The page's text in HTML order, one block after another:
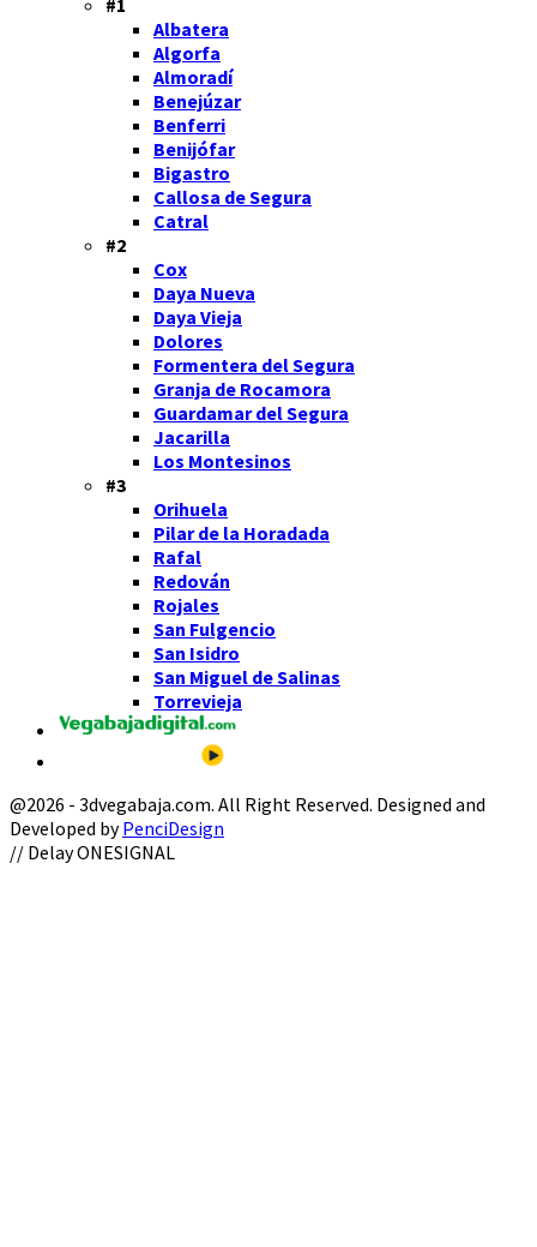
Albatera
Algorfa
Almoradí
Benejúzar
Benferri
Benijófar
Bigastro
Callosa de Segura
Catral
#2
Cox
Daya Nueva
Daya Vieja
Dolores
Formentera del Segura
Granja de Rocamora
Guardamar del Segura
Jacarilla
Los Montesinos
#3
Orihuela
Pilar de la Horadada
Rafal
Redován
Rojales
San Fulgencio
San Isidro
San Miguel de Salinas
Torrevieja
@2026 - 3dvegabaja.com. All Right Reserved. Designed and
Developed byPenciDesign
Facebook
Twitter
Instagram
Youtube
Email
// Delay ONESIGNAL